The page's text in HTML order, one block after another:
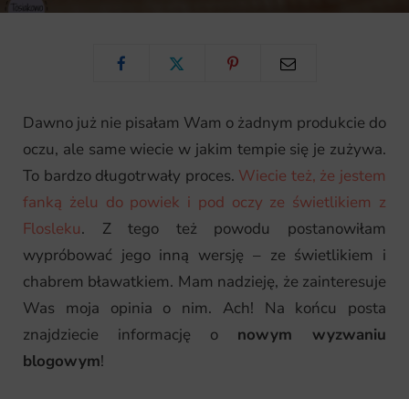
p
n
Dawno już nie pisałam Wam o żadnym produkcie do
oczu, ale same wiecie w jakim tempie się je zużywa.
To bardzo długotrwały proces. Wiecie też, że jestem
fanką żelu do powiek i pod oczy ze świetlikiem z
Flosleku. Z tego też powodu postanowiłam
wypróbować jego inną wersję – ze świetlikiem i
chabrem bławatkiem. Mam nadzieję, że zainteresuje
Was moja opinia o nim. Ach! Na końcu posta
znajdziecie informację o nowym wyzwaniu
blogowym!